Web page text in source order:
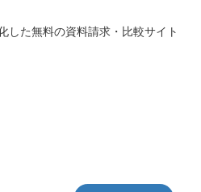
した無料の資料請求・比較サイト